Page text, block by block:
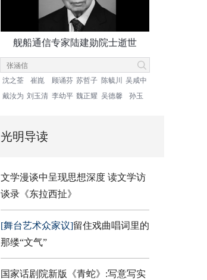
舰船通信专家陆建勋院士逝世
沈之荃 崔崑 顾诵芬 苏哲子 陈毓川
吴咸中
戴汝为 刘玉清 李幼平 魏正耀 吴德馨 孙玉
光明导读
文学漫谈中呈现思想深度 读文学访
谈录《东拉西扯》
[舞台艺术众家议]留住戏曲唱词里的
那缕“文气”
国家话剧院新版《青蛇》:写意写实